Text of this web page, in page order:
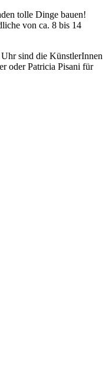
tolle Dinge bauen!
von ca. 8 bis 14
sind die KünstlerInnen
oder Patricia Pisani für